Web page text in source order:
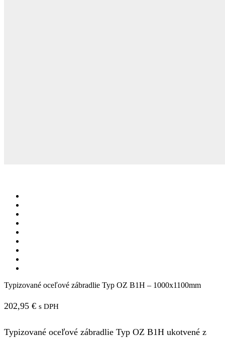
Typizované oceľové zábradlie Typ OZ B1H – 1000x1100mm
202,95 € s DPH
Typizované oceľové zábradlie Typ OZ B1H ukotvené z